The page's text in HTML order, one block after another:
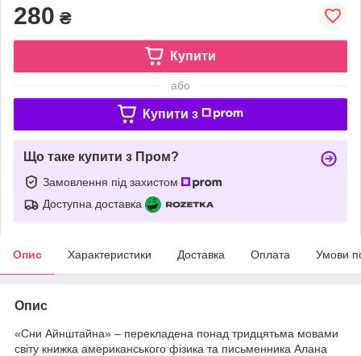
280 ₴
Купити
або
Купити з
Що таке купити з Пром?
Замовлення під захистом
Доступна доставка
Опис Характеристики Доставка Оплата Умови
Опис
«Сни Айнштайна» – перекладена понад тридцятьма мовами
світу книжка американського фізика та письменника Алана